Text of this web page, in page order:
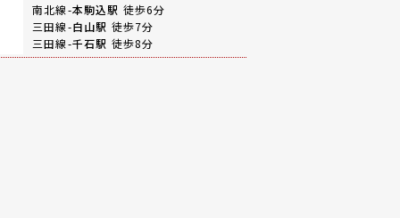
南北線-本駒込駅 徒歩6分
三田線-白山駅 徒歩7分
三田線-千石駅 徒歩8分